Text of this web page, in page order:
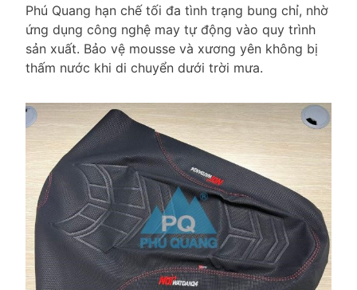
Phú Quang hạn chế tối đa tình trạng bung chỉ, nhờ
ứng dụng công nghệ may tự động vào quy trình
sản xuất. Bảo vệ mousse và xương yên không bị
thấm nước khi di chuyển dưới trời mưa.